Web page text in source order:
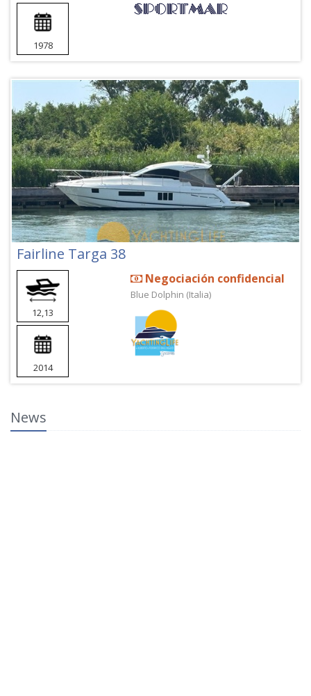
1978
Fairline Targa 38
12,13
2014
Negociación confidencial
Blue Dolphin (Italia)
News